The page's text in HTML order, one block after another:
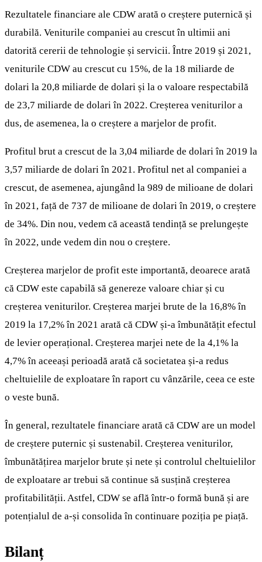
Rezultatele financiare ale CDW arată o creștere puternică și
durabilă. Veniturile companiei au crescut în ultimii ani
datorită cererii de tehnologie și servicii. Între 2019 și 2021,
veniturile CDW au crescut cu 15%, de la 18 miliarde de
dolari la 20,8 miliarde de dolari și la o valoare respectabilă
de 23,7 miliarde de dolari în 2022. Creșterea veniturilor a
dus, de asemenea, la o creștere a marjelor de profit.
Profitul brut a crescut de la 3,04 miliarde de dolari în 2019 la
3,57 miliarde de dolari în 2021. Profitul net al companiei a
crescut, de asemenea, ajungând la 989 de milioane de dolari
în 2021, față de 737 de milioane de dolari în 2019, o creștere
de 34%. Din nou, vedem că această tendință se prelungește
în 2022, unde vedem din nou o creștere.
Creșterea marjelor de profit este importantă, deoarece arată
că CDW este capabilă să genereze valoare chiar și cu
creșterea veniturilor. Creșterea marjei brute de la 16,8% în
2019 la 17,2% în 2021 arată că CDW și-a îmbunătățit efectul
de levier operațional. Creșterea marjei nete de la 4,1% la
4,7% în aceeași perioadă arată că societatea și-a redus
cheltuielile de exploatare în raport cu vânzările, ceea ce este
o veste bună.
În general, rezultatele financiare arată că CDW are un model
de creștere puternic și sustenabil. Creșterea veniturilor,
îmbunătățirea marjelor brute și nete și controlul cheltuielilor
de exploatare ar trebui să continue să susțină creșterea
profitabilității. Astfel, CDW se află într-o formă bună și are
potențialul de a-și consolida în continuare poziția pe piață.
Bilanț